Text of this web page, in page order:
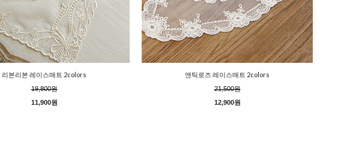
리본리본 레이스매트 2colors
19,800원
11,900원
앤틱로즈 레이스매트 2colors
21,500원
12,900원